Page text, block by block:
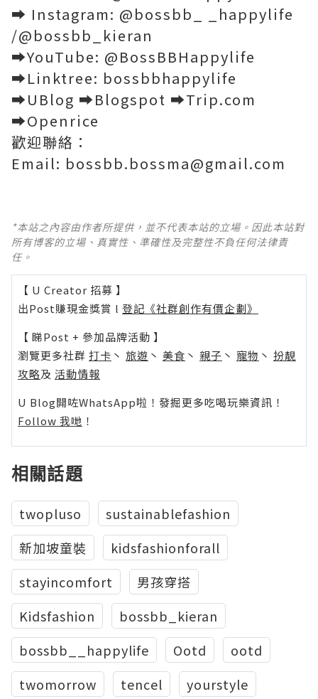
➡️ Instagram: @bossbb_ _happylife
/@bossbb_kieran
➡️YouTube: @BossBBHappylife
➡️Linktree: bossbbhappylife
➡️UBlog ➡️Blogspot ➡️Trip.com
➡️Openrice
歡迎聯絡：
Email: bossbb.bossma@gmail.com
*本站之內容由作者所提供，並不代表本站的立場。因此本站對
所有博客的立場、真實性、準確性及完整性不負任何法律責
任。
【 U Creator 招募 】
出Post賺現金獎賞 l 登記《社群創作有價企劃》
【 睇Post + 參加品牌活動 】
瀏覽更多社群 打卡 丶 旅遊 丶 美食 丶 親子 丶 寵物 丶 扮靚
攻略及 活動情報
U Blog開咗WhatsApp啦！發掘更多吃喝玩樂資訊！
Follow 我哋 ！
相關話題
twopluso
sustainablefashion
新加坡童裝
kidsfashionforall
stayincomfort
男孩穿搭
Kidsfashion
bossbb_kieran
bossbb__happylife
Ootd
ootd
twomorrow
tencel yourstyle